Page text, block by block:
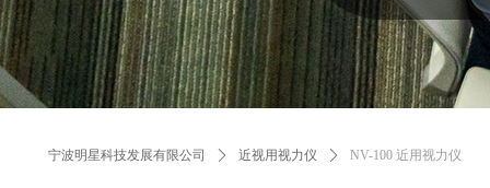
宁波明星科技发展有限公司 ꄲ 近视用视力仪 ꄲ NV-100 近用视力仪